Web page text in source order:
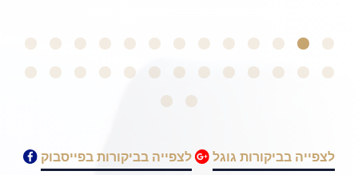
לצפייה בביקורות גוגל לצפייה בביקורות בפייסבוק